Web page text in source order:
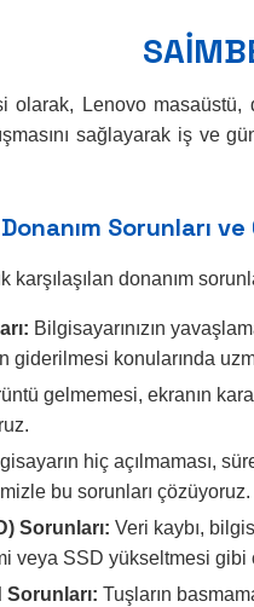
Lenovo masaüstü,
sağlayarak iş ve
Sorunları
karşılaşılan donanım
Bilgisayarınızın
giderilmesi konularında
gelmemesi, ekranın
hiç açılmaması,
bu sorunları çözüyoruz.
Sorunları: Veri kaybı,
veya SSD yükseltmesi gibi
Tuşların